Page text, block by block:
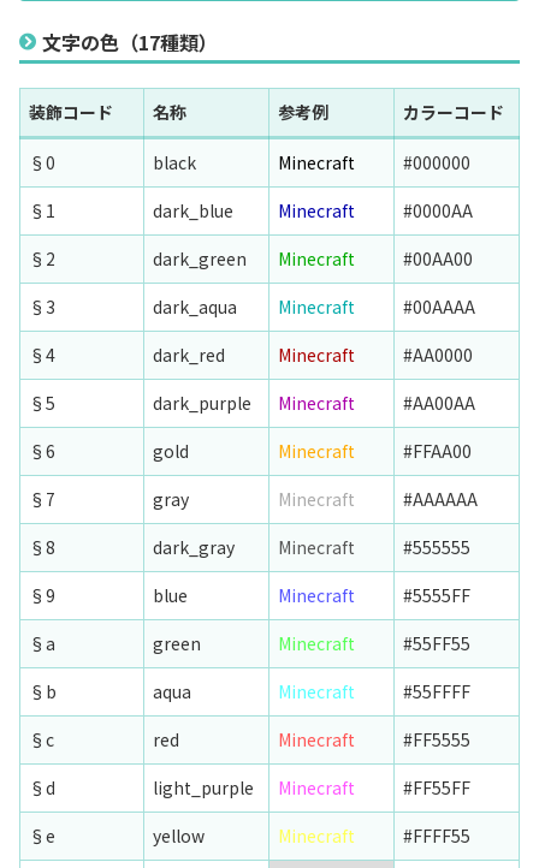
文字の色（17種類）
装飾コード 名称 参考例 カラーコード
§0 black Minecraft
#000000
§1
dark_blue Minecraft
#0000AA
§2
dark_green Minecraft
#00AA00
§3
dark_aqua Minecraft
#00AAAA
§4
dark_red Minecraft
#AA0000
§5
dark_purple Minecraft
#AA00AA
§6
gold Minecraft
#FFAA00
§7
gray Minecraft
#AAAAAA
§8
dark_gray Minecraft
#555555
§9
blue Minecraft
#5555FF
§a
green Minecraft
#55FF55
§b
aqua Minecraft
#55FFFF
§c
red Minecraft
#FF5555
§d
light_purple Minecraft
#FF55FF
§e
yellow Minecraft #FFFF55